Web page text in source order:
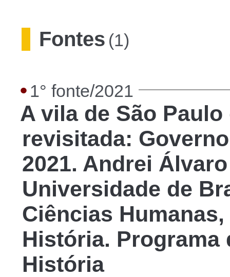
Fontes(1)
•1° fonte/2021
A vila de São
revisitada:
2021. Andrei
Universidade de
Ciências
História. Programa
História